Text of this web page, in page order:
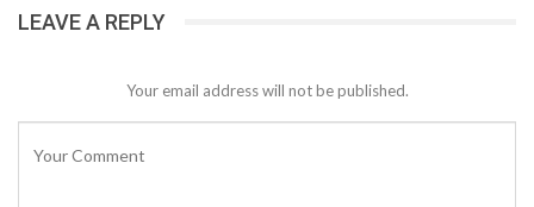
LEAVE A REPLY
Your email address will not be published.